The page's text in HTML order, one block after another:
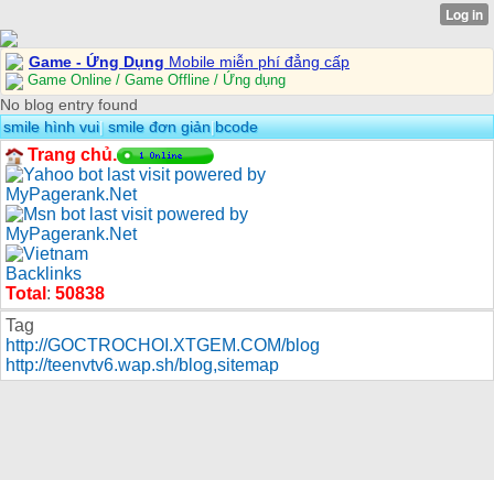
Game - Ứng Dụng Mobile miễn phí đẳng cấp
Game Online / Game Offline / Ứng dụng
No blog entry found
smile hình vui|smile đơn giản|bcode
Trang chủ.
Total : 50838
Tag
http://GOCTROCHOI.XTGEM.COM/blog
http://teenvtv6.wap.sh/blog,sitemap